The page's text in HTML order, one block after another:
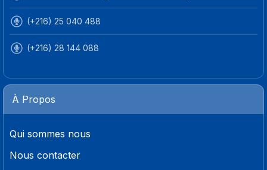
(+216) 25 040 488
(+216) 28 144 088
À Propos
Qui sommes nous
Nous contacter